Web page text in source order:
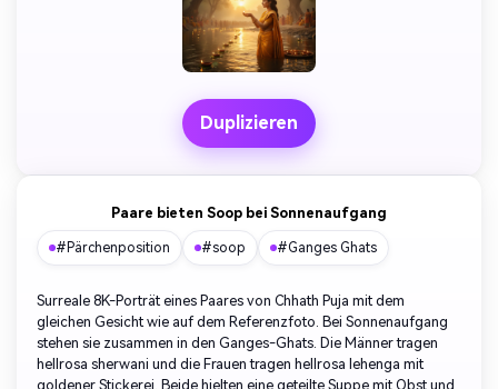
Duplizieren
Paare bieten Soop bei Sonnenaufgang
#Pärchenposition #soop #Ganges Ghats
Surreale 8K-Porträt eines Paares von Chhath Puja mit dem
gleichen Gesicht wie auf dem Referenzfoto. Bei Sonnenaufgang
stehen sie zusammen in den Ganges-Ghats. Die Männer tragen
hellrosa sherwani und die Frauen tragen hellrosa lehenga mit
goldener Stickerei. Beide hielten eine geteilte Suppe mit Obst und